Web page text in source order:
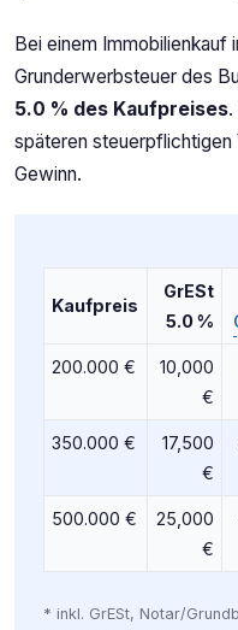
Bei einem Immobilienkauf
Grunderwerbsteuer des
5.0 % des Kaufpreises
späteren
Gewinn.
Kaufpreis
GrESt
5.0 %
200.000 €
10,000
€
350.000 €
17,500
€
500.000 €
25,000
€
* inkl. GrESt, Notar/